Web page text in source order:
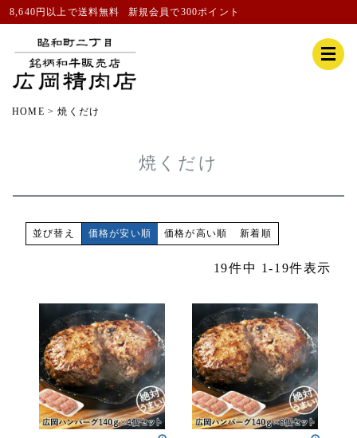
8,640円以上で送料無料 新規会員で300ポイント
HOME 焼くだけ
焼くだけ
並び替え 価格が安い順 価格が高い順 新着順
19件中 1-19件表示